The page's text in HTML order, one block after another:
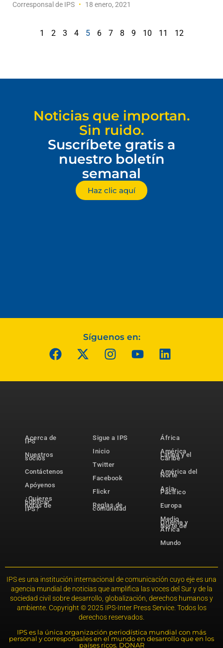
Corresponsal de IPS 18 enero, 2021
1 2 3 4 5 6 7 8 9 10 11 12
Noticias que importan.
Sin ruido.
Suscríbete gratis a
nuestro boletín
semanal
Haz clic aquí
Síguenos en:
Acerca de
IPS
Nuestros
socios
Contáctenos
Apóyenos
¿Quieres
publicar
notas de
IPS?
Sigue a IPS
Inicio
Twitter
Facebook
Flickr
Reglas de
comunidad
África
América
Latina y el
Caribe
América del
Norte
Asia-
Pacífico
Europa
Medio
Oriente y
Norte de
África
Mundo
IPS es una institución internacional de comunicación cuyo eje es una
agencia mundial de noticias que amplifica las voces del Sur y de la
sociedad civil sobre desarrollo, globalización, derechos humanos y
ambiente. Copyright © 2025 IPS-Inter Press Service. Todos los
derechos reservados.
IPS es la única organización periodística mundial con más
personal y corresponsales en el mundo en desarrollo que en los
países ricos. DONAR